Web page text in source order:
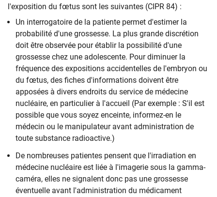
l'exposition du fœtus sont les suivantes (CIPR 84) :
Un interrogatoire de la patiente permet d'estimer la
probabilité d'une grossesse. La plus grande discrétion
doit être observée pour établir la possibilité d'une
grossesse chez une adolescente. Pour diminuer la
fréquence des expositions accidentelles de l'embryon ou
du fœtus, des fiches d'informations doivent être
apposées à divers endroits du service de médecine
nucléaire, en particulier à l'accueil (Par exemple : S'il est
possible que vous soyez enceinte, informez-en le
médecin ou le manipulateur avant administration de
toute substance radioactive.)
De nombreuses patientes pensent que l'irradiation en
médecine nucléaire est liée à l'imagerie sous la gamma-
caméra, elles ne signalent donc pas une grossesse
éventuelle avant l'administration du médicament